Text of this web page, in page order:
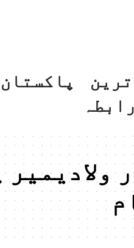
پاکستان
رابطہ